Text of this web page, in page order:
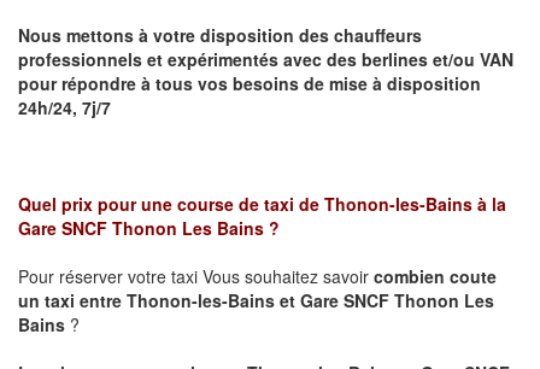
Nous mettons à votre disposition des chauffeurs
professionnels et expérimentés avec des berlines et/ou VAN
pour répondre à tous vos besoins de mise à disposition
24h/24, 7j/7
Quel prix pour une course de taxi de Thonon-les-Bains à la
Gare SNCF Thonon Les Bains ?
Pour réserver votre taxi Vous souhaitez savoir combien coute
un taxi entre Thonon-les-Bains et Gare SNCF Thonon Les
Bains ?